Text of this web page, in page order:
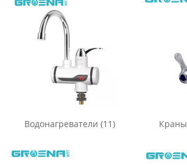
Водонагреватели (11) Краны